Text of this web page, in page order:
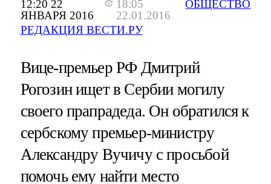
12:20 22
ЯНВАРЯ 2016
18:05
22.01.2016
РЕДАКЦИЯ ВЕСТИ.РУ
ОБЩЕСТВО
Вице-премьер РФ Дмитрий
Рогозин ищет в Сербии могилу
своего прапрадеда. Он обратился к
сербскому премьер-министру
Александру Вучичу с просьбой
помочь ему найти место